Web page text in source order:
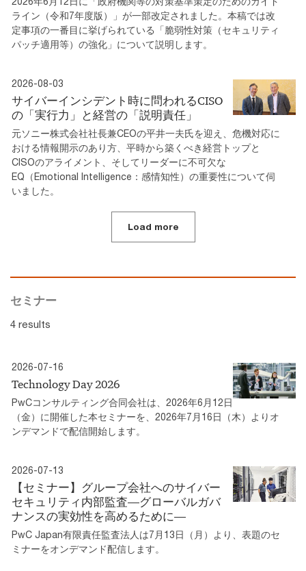
ライン（令和7年度版）」が一部改定されました。本稿では改
定事項の一番目に挙げられている「脆弱性対策（セキュリティ
パッチ適用等）の強化」について説明します。
2026-08-03
サイバーインシデント時に問われるCISO
の「実行力」と経営の「説明責任」
元ソニー株式会社社長兼CEOの平井一夫氏を迎え、危機対応に
おける情報開示のあり方、平時から築くべき経営トップと
CISOのアライメント、そしてリーダーに不可欠な
EQ（Emotional Intelligence：感情知性）の重要性について伺
いました。
Load more
セミナー
4 results
2026-07-16
Technology Day 2026
PwCコンサルティング合同会社は、2026年6月12日
（金）に開催した本セミナーを、2026年7月16日（木）よりオ
ンデマンドで配信開始します。
2026-07-13
【セミナー】グループ会社へのサイバー
セキュリティ内部監査―グローバルガバ
ナンスの実効性を高めるために―
PwC Japan有限責任監査法人は7月13日（月）より、表題のセ
ミナーをオンデマンド配信します。